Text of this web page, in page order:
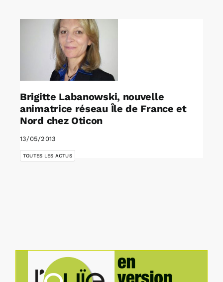
Rechercher:
Annonces emploi
Brigitte Labanowski, nouvelle
animatrice réseau Île de France et
Nord chez Oticon
13/05/2013
TOUTES LES ACTUS